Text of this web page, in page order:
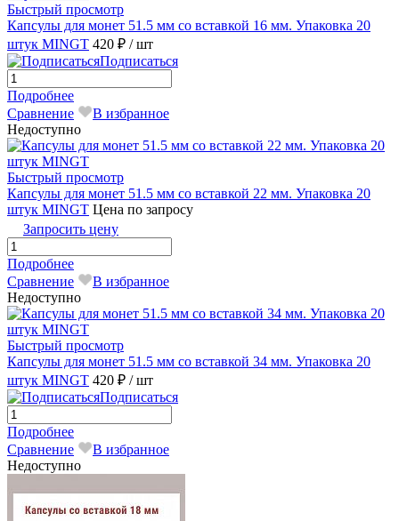
Быстрый просмотр
Капсулы для монет 51.5 мм со вставкой 16 мм. Упаковка 20
штук MINGT 420 ₽ / шт
Подписаться
Подробнее
Сравнение
В избранное
Недоступно
Быстрый просмотр
Капсулы для монет 51.5 мм со вставкой 22 мм. Упаковка 20
штук MINGT Цена по запросу
Запросить цену
Подробнее
Сравнение
В избранное
Недоступно
Быстрый просмотр
Капсулы для монет 51.5 мм со вставкой 34 мм. Упаковка 20
штук MINGТ 420 ₽ / шт
Подписаться
Подробнее
Сравнение
В избранное
Недоступно